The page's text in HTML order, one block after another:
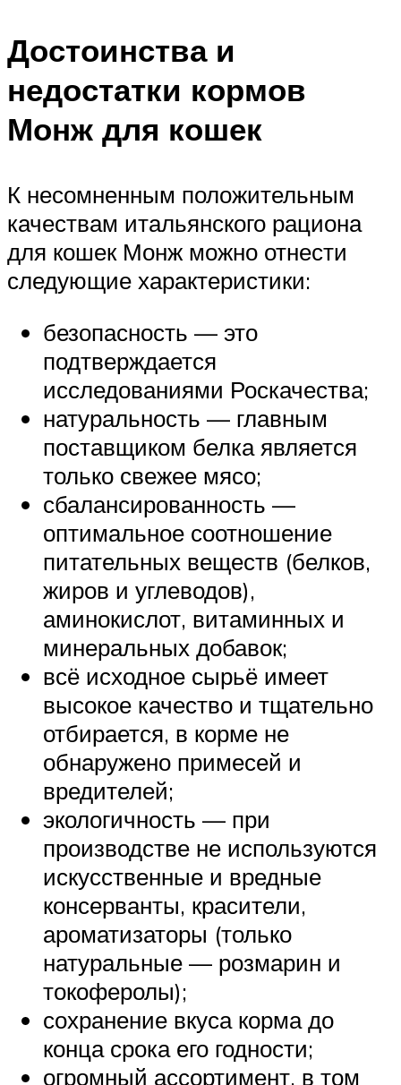
Достоинства и
недостатки кормов
Монж для кошек
К несомненным положительным
качествам итальянского рациона
для кошек Монж можно отнести
следующие характеристики:
безопасность — это
подтверждается
исследованиями Роскачества;
натуральность — главным
поставщиком белка является
только свежее мясо;
сбалансированность —
оптимальное соотношение
питательных веществ (белков,
жиров и углеводов),
аминокислот, витаминных и
минеральных добавок;
всё исходное сырьё имеет
высокое качество и тщательно
отбирается, в корме не
обнаружено примесей и
вредителей;
экологичность — при
производстве не используются
искусственные и вредные
консерванты, красители,
ароматизаторы (только
натуральные — розмарин и
токоферолы);
сохранение вкуса корма до
конца срока его годности;
огромный ассортимент, в том